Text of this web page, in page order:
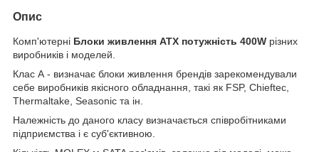
Опис
Комп'ютерні Блоки живлення ATX потужність 400W різних
виробників і моделей.
Клас А - визначає блоки живлення брендів зарекомендували
себе виробників якісного обладнання, такі як FSP, Chieftec,
Thermaltake, Seasonic та ін.
Належність до даного класу визначається співробітниками
підприємства і є суб'єктивною.